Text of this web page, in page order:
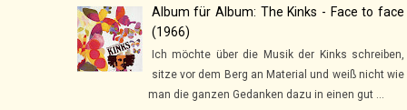
Album für Album: The Kinks - Face to face
(1966)
Ich möchte über die Musik der Kinks schreiben,
sitze vor dem Berg an Material und weiß nicht wie
man die ganzen Gedanken dazu in einen gut ...